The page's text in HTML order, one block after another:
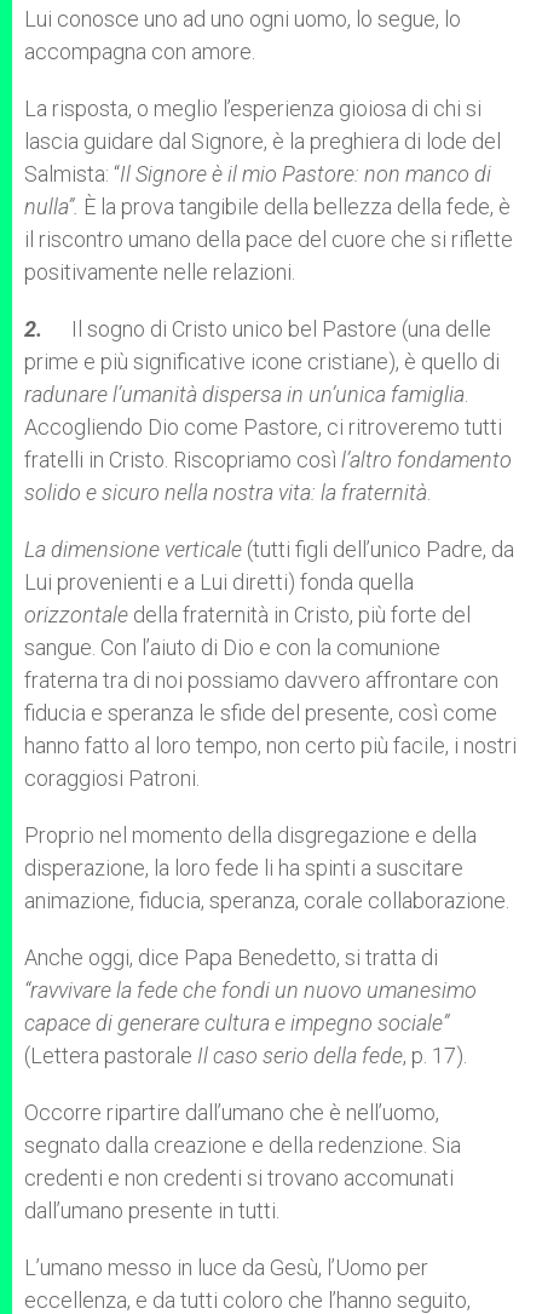
Lui conosce uno ad uno ogni uomo, lo segue, lo
accompagna con amore.
La risposta, o meglio l’esperienza gioiosa di chi si
lascia guidare dal Signore, è la preghiera di lode del
Salmista: “Il Signore è il mio Pastore: non manco di
nulla”. È la prova tangibile della bellezza della fede, è
il riscontro umano della pace del cuore che si riflette
positivamente nelle relazioni.
2. Il sogno di Cristo unico bel Pastore (una delle
prime e più significative icone cristiane), è quello di
radunare l’umanità dispersa in un’unica famiglia
Accogliendo Dio come Pastore, ci ritroveremo tutti
fratelli in Cristo. Riscopriamo così l’altro fondamento
solido e sicuro nella nostra vita: la fraternità
La dimensione verticale (tutti figli dell’unico Padre, da
Lui provenienti e a Lui diretti) fonda quella
orizzontale della fraternità in Cristo, più forte del
sangue. Con l’aiuto di Dio e con la comunione
fraterna tra di noi possiamo davvero affrontare con
fiducia e speranza le sfide del presente, così come
hanno fatto al loro tempo, non certo più facile, i nostri
coraggiosi Patroni.
Proprio nel momento della disgregazione e della
disperazione, la loro fede li ha spinti a suscitare
animazione, fiducia, speranza, corale collaborazione.
Anche oggi, dice Papa Benedetto, si tratta di
“ravvivare la fede che fondi un nuovo umanesimo
capace di generare cultura e impegno sociale”
(Lettera pastorale Il caso serio della fede, p. 17).
Occorre ripartire dall’umano che è nell’uomo,
segnato dalla creazione e della redenzione. Sia
credenti e non credenti si trovano accomunati
dall’umano presente in tutti.
L’umano messo in luce da Gesù, l’Uomo per
eccellenza, e da tutti coloro che l’hanno seguito,